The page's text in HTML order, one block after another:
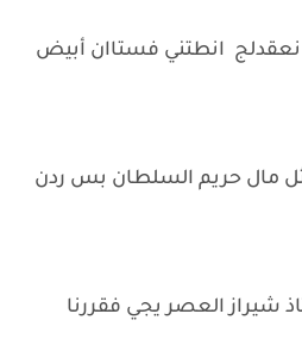
نعقدلج انطتني فستاان أبيض
مال حريم السلطان بس ردن
شيراز العصر يجي فقررنا